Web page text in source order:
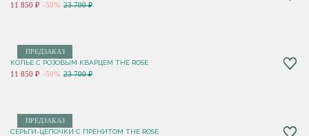
11 850 ₽ -50% 23 700 ₽
ПРЕДЗАКАЗ
КОЛЬЕ С РОЗОВЫМ КВАРЦЕМ THE ROSE
11 850 ₽ -50% 23 700 ₽
ПРЕДЗАКАЗ
СЕРЬГИ-ЦЕПОЧКИ С ПРЕНИТОМ THE ROSE